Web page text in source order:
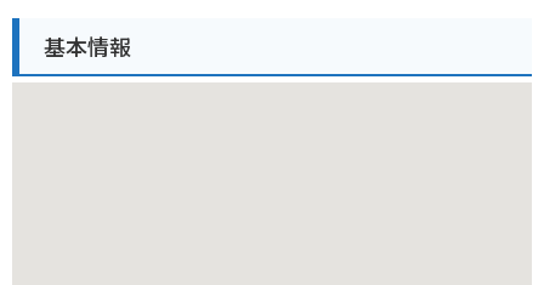
道も整備されており、ハイキングを楽しむことも可能です。バ
イクで訪れる場合は、山頂付近に駐車場があるので安心です。
基本情報